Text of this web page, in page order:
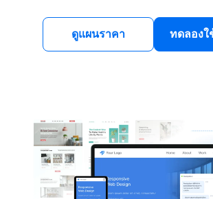
ดูแผนราคา ทดลองใ